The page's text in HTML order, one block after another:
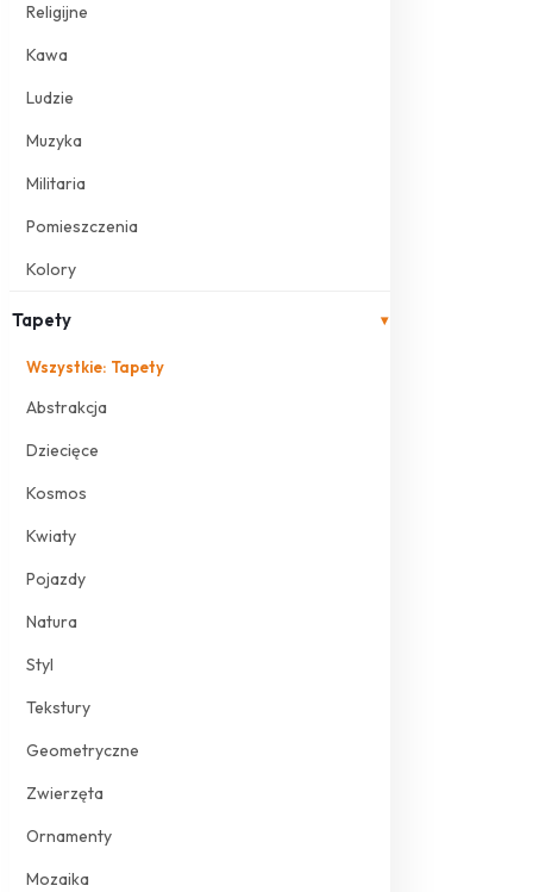
Religijne
Kawa
Ludzie
Muzyka
Militaria
Pomieszczenia
Kolory
Tapety ▾
Wszystkie: Tapety
Abstrakcja
Dziecięce
Kosmos
Kwiaty
Pojazdy
Natura
Styl
Tekstury
Geometryczne
Zwierzęta
Ornamenty
Mozaika